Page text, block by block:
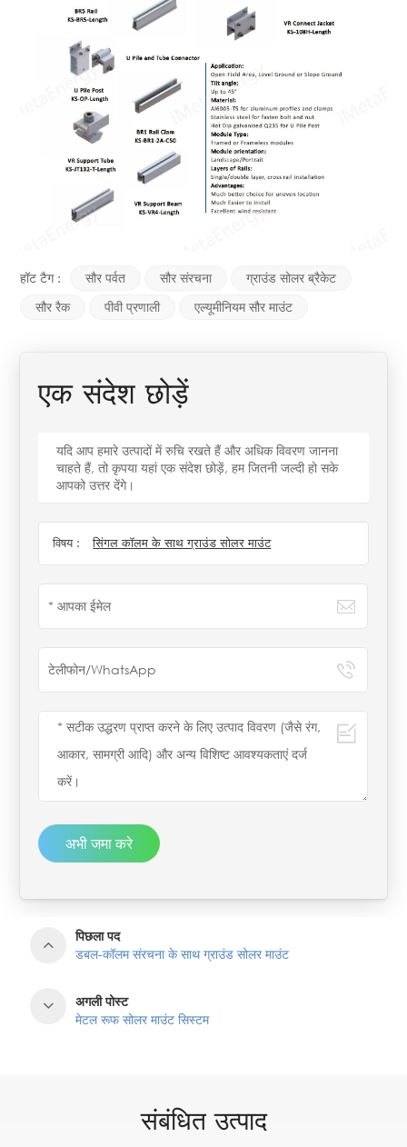
हॉट टैग : सौर पर्वत सौर संरचना
ग्राउंड सोलर ब्रैकेट
सौर रैक
पीवी प्रणाली एल्यूमीनियम सौर माउंट
एक संदेश छोड़ें
यदि आप हमारे उत्पादों में रुचि रखते हैं और अधिक विवरण जानना
चाहते हैं, तो कृपया यहां एक संदेश छोड़ें, हम जितनी जल्दी हो सके
आपको उत्तर देंगे।
विषय : सिंगल कॉलम के साथ ग्राउंड सोलर माउंट
अभी जमा करे
पिछला पद
डबल-कॉलम संरचना के साथ ग्राउंड सोलर माउंट
अगली पोस्ट
मेटल रूफ सोलर माउंट सिस्टम
संबंधित उत्पाद